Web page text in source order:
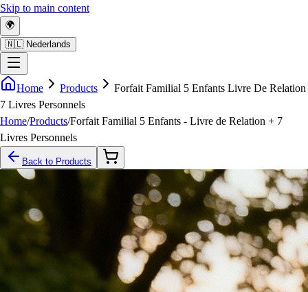
Skip to main content
🌍
🇳🇱 Nederlands
Home Products
Forfait Familial 5 Enfants Livre De Relation
7 Livres Personnels
Home/Products/Forfait Familial 5 Enfants - Livre de Relation + 7
Livres Personnels
Back to Products